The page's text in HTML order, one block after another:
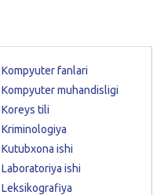
Kompyuter fanlari
Kompyuter muhandisligi
Koreys tili
Kriminologiya
Kutubxona ishi
Laboratoriya ishi
Leksikografiya